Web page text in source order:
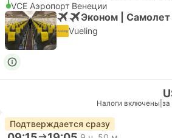
VCE Аэропорт Венеции
Эконом | Самолет
Vueling
Налоги включены за
Подтверждается сразу